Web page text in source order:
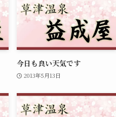
今日も良い天気です
2013年5月13日